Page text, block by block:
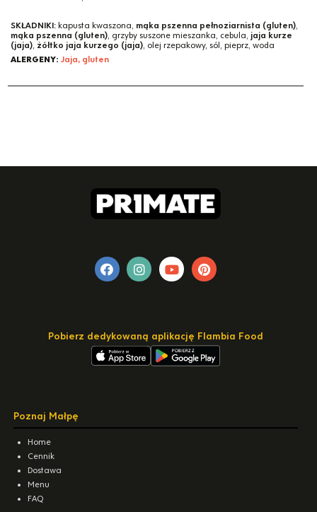
SKŁADNIKI: kapusta kwaszona, mąka pszenna pełnoziarnista (gluten),
mąka pszenna (gluten), grzyby suszone mieszanka, cebula, jaja kurze
(jaja), żółtko jaja kurzego (jaja), olej rzepakowy, sól, pieprz, woda
ALERGENY: Jaja, gluten
Pobierz dedykowaną aplikację Flambia Food
Poznaj Małpę
Home
Cennik
Dostawa
Menu
FAQ